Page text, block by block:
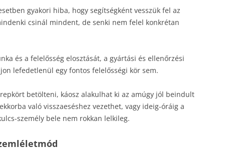
gyakori hiba, hogy segítségként vesszük fel az
csinál mindent, de senki nem felel konkrétan
és a felelősség elosztását, a gyártási és ellenőrzési
lefedetlenül egy fontos felelősségi kör sem.
betölteni, káosz alakulhat ki az amúgy jól beindult
való visszaeséshez vezethet, vagy ideig-óráig a
személy bele nem rokkan lelkileg.